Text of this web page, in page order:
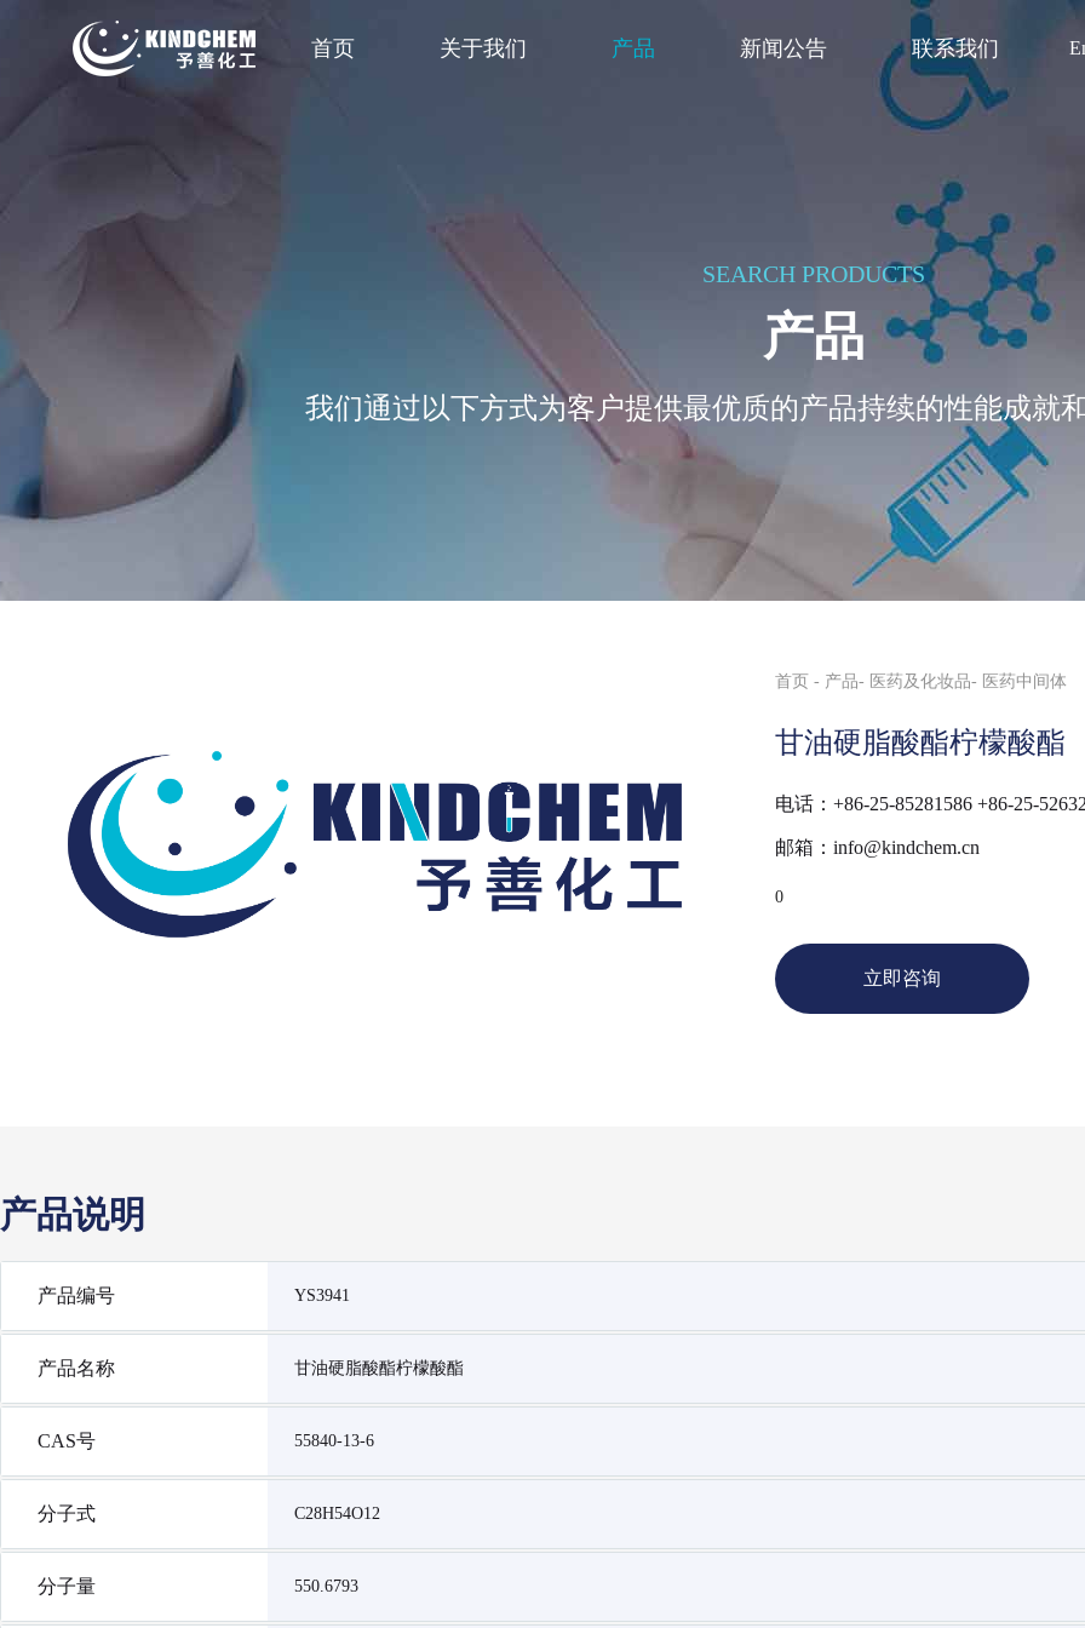
首页 关于我们 产品 新闻公告 联系我们
SEARCH PRODUCTS
产品
我们通过以下方式为客户提供最优质的产品持续的性能成就
首页 产品 医药及化妆品 医药中间体
甘油硬脂酸酯柠檬酸酯
电话：+86-25-85281586 +86-25-
邮箱：info@kindchem.cn
0
立即咨询
产品说明
产品编号 YS3941
产品名称 甘油硬脂酸酯柠檬酸酯
CAS号 55840-13-6
分子式 C28H54O12
分子量 550.6793